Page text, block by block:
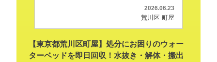
2026.06.23
荒川区 町屋
【東京都荒川区町屋】処分にお困りのウォー
ターベッドを即日回収！水抜き・解体・搬出